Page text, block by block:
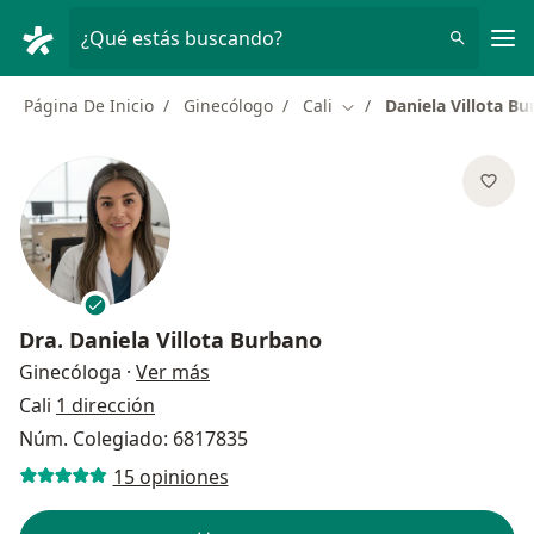
¿Qué estás buscando?
Página De Inicio Ginecólogo Cali Cambiar de ciudad
Daniela Villota
Dra. Daniela Villota Burbano
Ginecóloga · Ver más
Cali 1 dirección
Núm. Colegiado: 6817835
15 opiniones